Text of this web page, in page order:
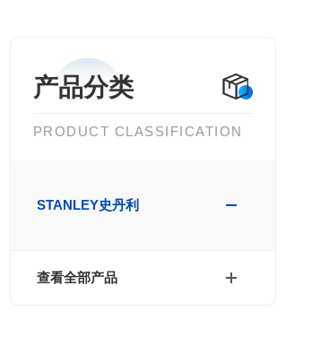
产品分类
PRODUCT CLASSIFICATION
STANLEY史丹利
查看全部产品